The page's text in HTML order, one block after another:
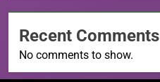
Recent Comments
No comments to show.